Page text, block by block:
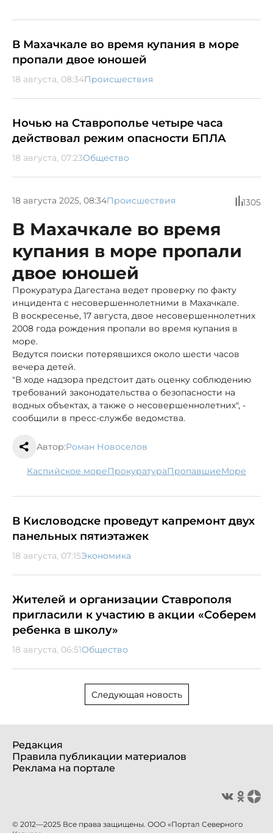
В Махачкале во время купания в море
пропали двое юношей
18 августа, 08:34Происшествия
Ночью на Ставрополье четыре часа
действовал режим опасности БПЛА
18 августа, 07:23Общество
18 августа 2025, 08:34Происшествия 1305
В Махачкале во время
купания в море пропали
двое юношей
Прокуратура Дагестана ведет проверку по факту
инцидента с несовершеннолетними в Махачкале.
В воскресенье, 17 августа, двое несовершеннолетних
2008 года рождения пропали во время купания в
море.
Ведутся поиски потерявшихся около шести часов
вечера детей.
"В ходе надзора предстоит дать оценку соблюдению
требований законодательства о безопасности на
водных объектах, а также о несовершеннолетних", -
сообщили в пресс-службе ведомства.
Автор:Роман Новоселов
Каспийское море прокуратура пропавшие море
В Кисловодске проведут капремонт двух
панельных пятиэтажек
18 августа, 07:15Экономика
Жителей и организации Ставрополя
пригласили к участию в акции «Соберем
ребенка в школу»
18 августа, 06:51Общество
Следующая новость
Редакция
Правила публикации материалов
Реклама на портале
© 2012—2025 Все права защищены. ООО «Портал Северного